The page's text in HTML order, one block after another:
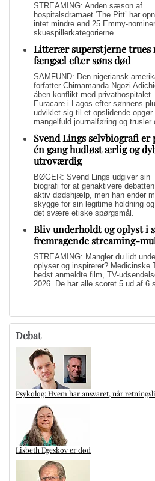
STREAMING: Anden sæson af
hospitalsdramaet ‘The Pitt’ har
intet mindre end 25 Emmy-
skuespillerkategorierne.
Litterær superstjerne trues
fængsel efter søns død
SAMFUND: Den nigeriansk-
forfatter Chimamanda Ngozi
åben konflikt med privathospitalet
Euracare i Lagos efter sønnens
udviklet sig til et opslidende
mangelfuld journalføring og trusler
Svend Lings selvbiografi er
én gang hudløst ærlig og
utroværdig
BØGER: Svend Lings udgiver sin
biografi for at genaktivere
aktiv dødshjælp, men han ender
skygge for sin legitime holdning
det svære etiske spørgsmål.
Bliv underholdt og oplyst i
fremragende streaming-
STREAMING: Mangler du lidt
oplyser og inspirerer? Medicinske
bedst anmeldte film, TV-
2026. De har alle scoret 5 ud af 6
Debat
Psykolog: Hvem har ansvaret, når
Lisbeth Egeskov er død